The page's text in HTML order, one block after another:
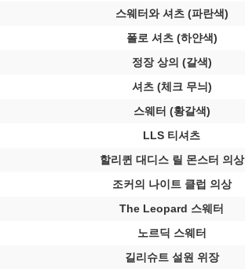
스웨터와 셔츠 (파란색)
폴로 셔츠 (하얀색)
정장 상의 (갈색)
셔츠 (체크 무늬)
스웨터 (황갈색)
LLS 티셔츠
할리퀸 대디스 릴 몬스터 의상
조커의 나이트 클럽 의상
The Leopard 스웨터
노르딕 스웨터
길리슈트 설원 위장